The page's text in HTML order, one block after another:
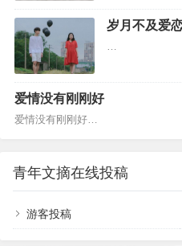
入了这样的情
耗。 心理学上
岁月不及爱
…
爱情没有刚刚好
爱情没有刚刚好…
青年文摘在线投稿
游客投稿